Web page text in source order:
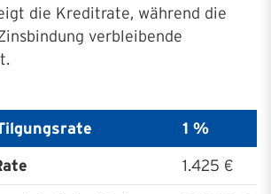
die Kreditrate, während die
verbleibende
1 %
1.425 €